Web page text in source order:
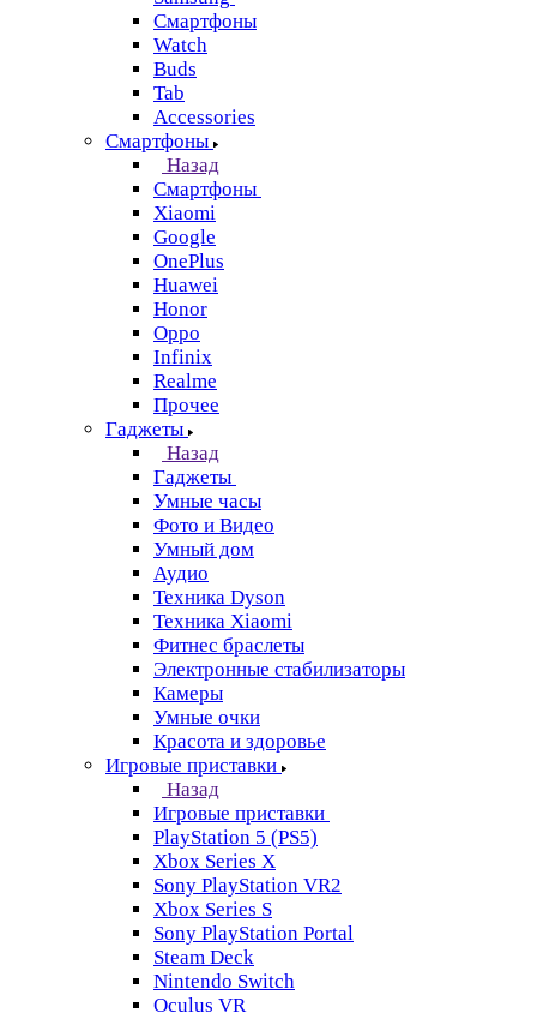
Смартфоны
Watch
Buds
Tab
Accessories
Смартфоны
Назад
Смартфоны
Xiaomi
Google
OnePlus
Huawei
Honor
Oppo
Infinix
Realme
Прочее
Гаджеты
Назад
Гаджеты
Умные часы
Фото и Видео
Умный дом
Аудио
Техника Dyson
Техника Xiaomi
Фитнес браслеты
Электронные стабилизаторы
Камеры
Умные очки
Красота и здоровье
Игровые приставки
Назад
Игровые приставки
PlayStation 5 (PS5)
Xbox Series X
Sony PlayStation VR2
Xbox Series S
Sony PlayStation Portal
Steam Deck
Nintendo Switch
Oculus VR